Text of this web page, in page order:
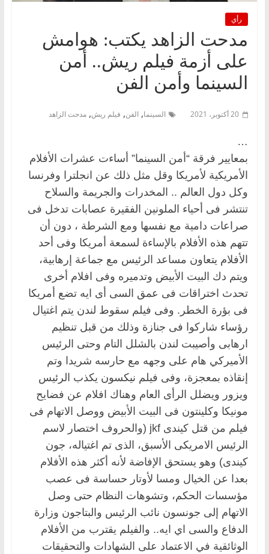
رأي
مدحت الزاهد يكتب: هوامش
على أزمة فيلم ريش.. أمن
السينما وأمن الفن
20 أكتوبر، 2021 السينما, الفن, فيلم ريش, مدحت الزاهد
…
بمعايير فرقة “أمن السينما” أساءت عشرات الأفلام
الأمريكية لأمريكا وقل مثل ذلك عن انجلترا وفرنسا
وكل دول العالم .. المخدرات والجريمة والسلاح
تنتشر فى أحياء الملونين الفقيرة عصابات تدخل فى
صراعات دامية مع نفسها ومع الشرطة ، دون أن
تتهم هذه الأفلام بالإساءة لسمعة أمريكا وفى أحد
الأفلام يتعاون مساعد الرئيس مع جماعة إرهابية،
ويتم دك البيت الأبيض وتدميره وفى افلام أخرى
تحدث اختراقات فى عمق السى أى ايه تضع أمريكا
فى بؤرة الخطر. وفى فيلم سقوط لندن يتم اغتيال
رؤساء شاركوا فى جنازة وذلك من قبل تنظيم
ارهابى وأصيبت لندن بالشلل التام وحتى الرئيس
الأميركي هام على وجهه مع حارسه شريدا وتم
إنقاذه بمعجزة، وفى فيلم نيكسون يكذب الرئيس
ويزور ويضلل الرأى العام وهناك افلام عن فضايح
مونيكا وكلينتون فى البيت الأبيض ووصل الاتهام فى
فيلم من قتل كيندى jkf (والحروف اختصار لاسم
الرئيس الامريكى الأسبق، الذى تم اغتياله، جون
كيندى) وهو يستحق الإفاضة لأنه أكثر هذه الأفلام
بعدا عن الخيال ومسا لأوتار حساسة فى عصب
مؤسسات الحكم، وتشوهات النظام حتى وصل
الاتهام إلى جونسون نائب الرئيس والبتاجون وزارة
الدفاع والسى اي ايه.. والفيلم يقترب من الأفلام
الوثائقية في الاعتماد على الشهادات والتحقيقات